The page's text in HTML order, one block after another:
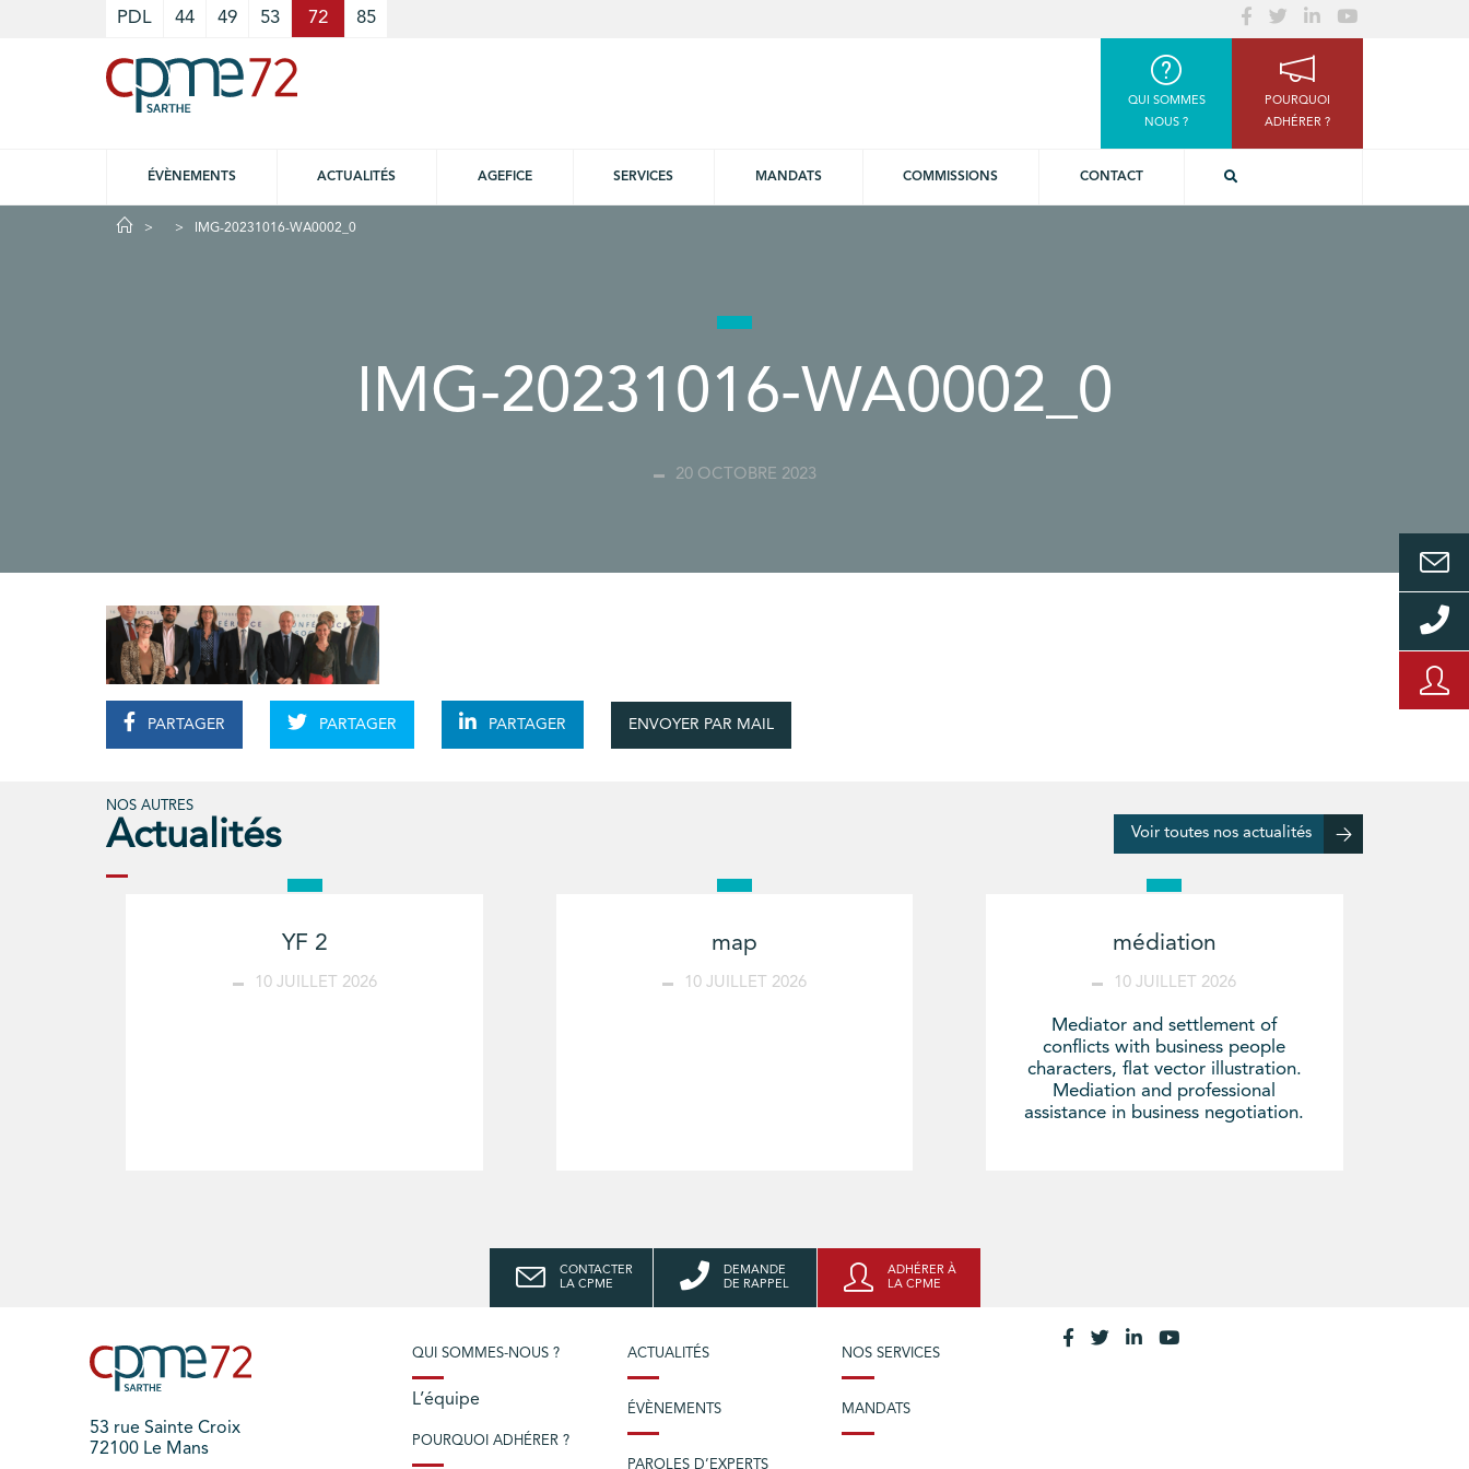
PDL 44 49 53 72 85
QUI SOMMES
NOUS ?
POURQUOI
ADHÉRER ?
ÉVÈNEMENTS ACTUALITÉS AGEFICE SERVICES MANDATS COMMISSIONS CONTACT
IMG-20231016-WA0002_0
IMG-20231016-WA0002_0
20 OCTOBRE 2023
PARTAGER PARTAGER PARTAGER ENVOYER PAR MAIL
NOS AUTRES
Actualités Voir toutes nos actualités
YF 2
10 JUILLET 2026
map
10 JUILLET 2026
médiation
10 JUILLET 2026
Mediator and settlement of
conflicts with business people
characters, flat vector illustration.
Mediation and professional
assistance in business negotiation.
CONTACTER
LA CPME
DEMANDE
DE RAPPEL
ADHÉRER À
LA CPME
53 rue Sainte Croix
72100 Le Mans
QUI SOMMES-NOUS ?
L’équipe
POURQUOI ADHÉRER ?
ACTUALITÉS
ÉVÈNEMENTS
PAROLES D’EXPERTS
NOS SERVICES
MANDATS
Cookies management panel